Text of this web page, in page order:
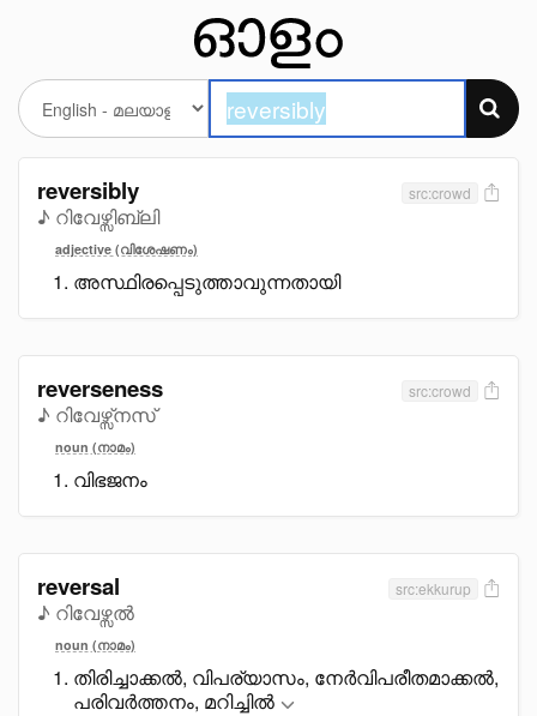
reversibly
♪ റിവേഴ്സിബ്ലി
src:crowd
adjective (വിശേഷണം)
അസ്ഥിരപ്പെടുത്താവുന്നതായി
reverseness
♪ റിവേഴ്സ്നസ്
src:crowd
noun (നാമം)
വിഭജനം
reversal
♪ റിവേഴ്സൽ
src:ekkurup
noun (നാമം)
തിരിച്ചാക്കൽ, വിപര്യാസം, നേർവിപരീതമാക്കൽ,
പരിവർത്തനം, മറിച്ചിൽ